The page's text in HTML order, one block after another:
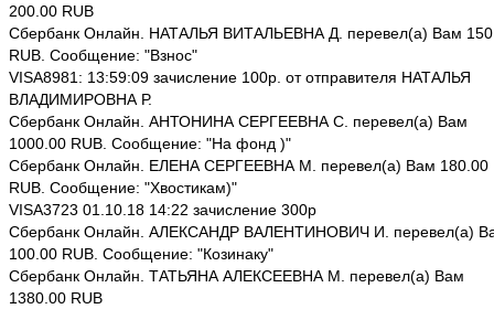
200.00 RUB
Сбербанк Онлайн. НАТАЛЬЯ ВИТАЛЬЕВНА Д. перевел(а) Вам
RUB. Сообщение: "Взнос"
VISA8981: 13:59:09 зачисление 100р. от отправителя НАТАЛЬЯ
ВЛАДИМИРОВНА Р.
Сбербанк Онлайн. АНТОНИНА СЕРГЕЕВНА С. перевел(а) Вам
1000.00 RUB. Сообщение: "На фонд )"
Сбербанк Онлайн. ЕЛЕНА СЕРГЕЕВНА М. перевел(а) Вам 180.00
RUB. Сообщение: "Хвостикам)"
VISA3723 01.10.18 14:22 зачисление 300р
Сбербанк Онлайн. АЛЕКСАНДР ВАЛЕНТИНОВИЧ И. перевел(а)
100.00 RUB. Сообщение: "Козинаку"
Сбербанк Онлайн. ТАТЬЯНА АЛЕКСЕЕВНА М. перевел(а) Вам
1380.00 RUB